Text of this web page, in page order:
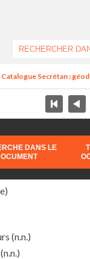
Secrétan :
DANS LE
(n.n.)
(n.n.)